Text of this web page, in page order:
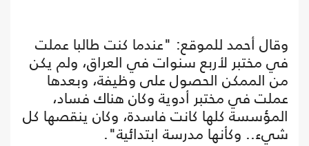
وقال أحمد للموقع: "عندما كنت طالبا عملت
في مختبر لأربع سنوات في العراق، ولم يكن
من الممكن الحصول على وظيفة، وبعدها
عملت في مختبر أدوية وكان هناك فساد،
المؤسسة كلها كانت فاسدة، وكان ينقصها كل
شيء.. وكأنها مدرسة ابتدائية".